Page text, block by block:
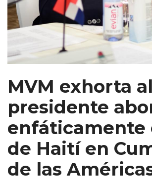
MVM exhorta al
presidente
enfáticamente
de Haití en
de las